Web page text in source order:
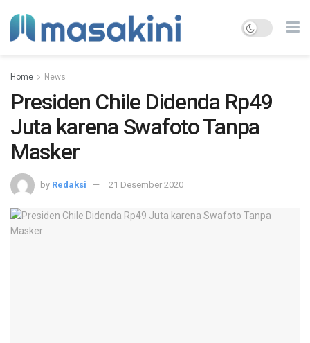
Home News
Presiden Chile Didenda Rp49
Juta karena Swafoto Tanpa
Masker
by Redaksi 21 Desember 2020